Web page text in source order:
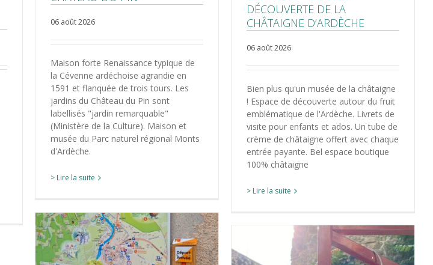
DÉCOUVERTE DE LA
CHÂTAIGNE D’ARDÈCHE
06 août 2026
Bien plus qu'un musée de la châtaigne
! Espace de découverte autour du fruit
emblématique de l'Ardèche. Livrets de
visite pour enfants et ados. Un tube de
crème de châtaigne offert avec chaque
entrée payante. Bel espace boutique
100% châtaigne
> Lire la suite
06 août 2026
Maison forte Renaissance typique de
la Cévenne ardéchoise agrandie en
1591 et flanquée de trois tours. Les
jardins du Château du Pin sont
labellisés "jardin remarquable"
(Ministère de la Culture). Maison et
musée du Parc naturel régional Monts
d'Ardèche.
> Lire la suite